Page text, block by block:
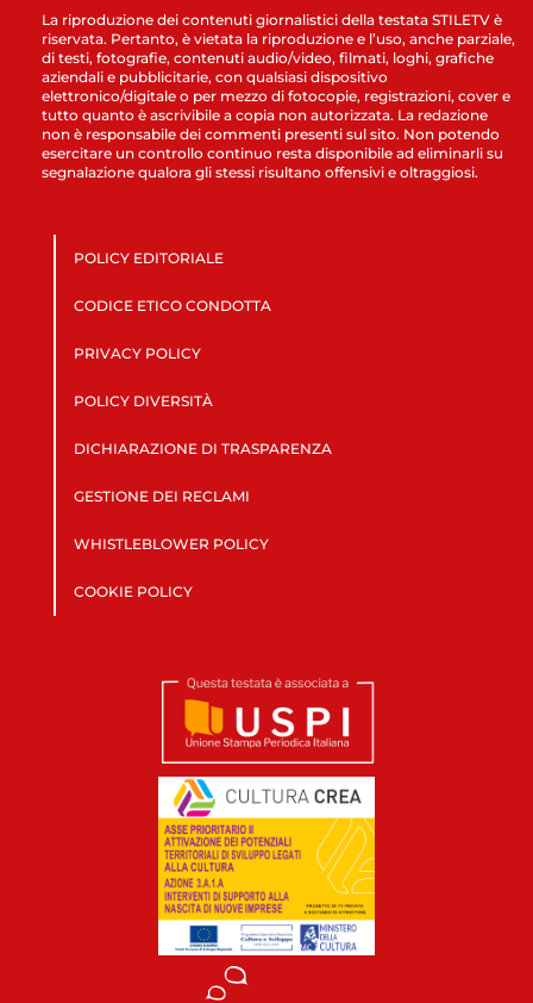
La riproduzione dei contenuti giornalistici della testata STILETV è
riservata. Pertanto, è vietata la riproduzione e l’uso, anche parziale,
di testi, fotografie, contenuti audio/video, filmati, loghi, grafiche
aziendali e pubblicitarie, con qualsiasi dispositivo
elettronico/digitale o per mezzo di fotocopie, registrazioni, cover e
tutto quanto è ascrivibile a copia non autorizzata. La redazione
non è responsabile dei commenti presenti sul sito. Non potendo
esercitare un controllo continuo resta disponibile ad eliminarli su
segnalazione qualora gli stessi risultano offensivi e oltraggiosi.
POLICY EDITORIALE
CODICE ETICO CONDOTTA
PRIVACY POLICY
POLICY DIVERSITÀ
DICHIARAZIONE DI TRASPARENZA
GESTIONE DEI RECLAMI
WHISTLEBLOWER POLICY
COOKIE POLICY